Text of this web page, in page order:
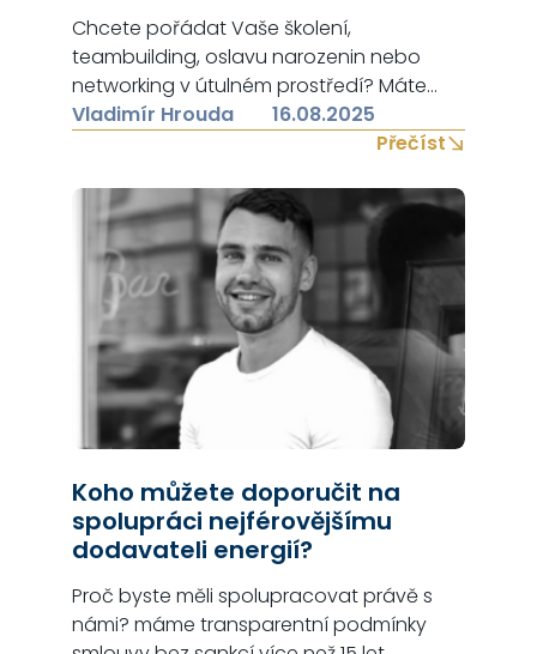
Chcete pořádat Vaše školení,
teambuilding, oslavu narozenin nebo
networking v útulném prostředí? Máte
rádi spíše neformální/domácí a
uvolněnou atmosféru? Pokud ano, pak se
až 25 osob určitě moc líbit. Můžete využít i
projektor a velké plátno s uhlopříčkou 3m
– ideální pro promítání čehokoliv. Prostory
ZIGIHUB najdete na adrese:…
Vladimír Hrouda
16.08.2025
Přečíst
Koho můžete doporučit na
spolupráci nejférovějšímu
dodavateli energií?
Proč byste měli spolupracovat právě s
námi? máme transparentní podmínky